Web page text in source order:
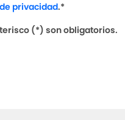
privacidad.*
(*) son obligatorios.